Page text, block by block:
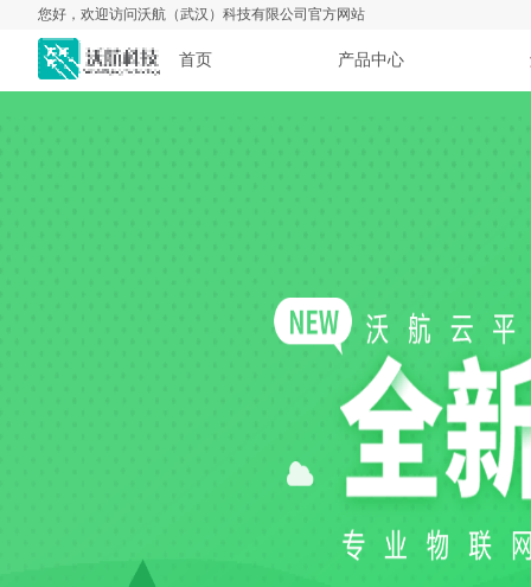
您好，欢迎访问沃航（武汉）科技有限公司官方网站
首页 产品中心